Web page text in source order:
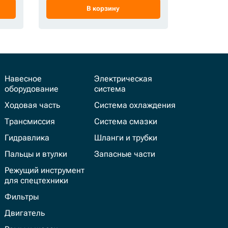
В корзину
Навесное
оборудование
Ходовая часть
Трансмиссия
Гидравлика
Пальцы и втулки
Режущий инструмент
для спецтехники
Фильтры
Двигатель
Электрическая
система
Система охлаждения
Система смазки
Шланги и трубки
Запасные части